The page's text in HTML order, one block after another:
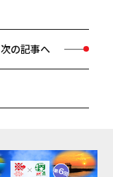
次の記事へ